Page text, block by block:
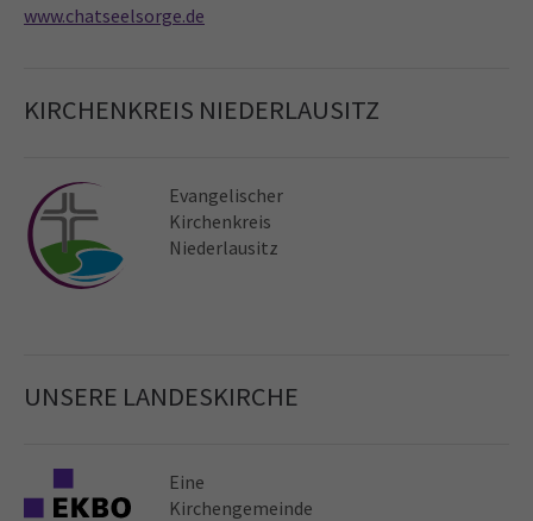
www.chatseelsorge.de
KIRCHENKREIS NIEDERLAUSITZ
Evangelischer
Kirchen­kreis
Niederlausitz
UNSERE LANDESKIRCHE
Eine
Kirchen­gemeinde